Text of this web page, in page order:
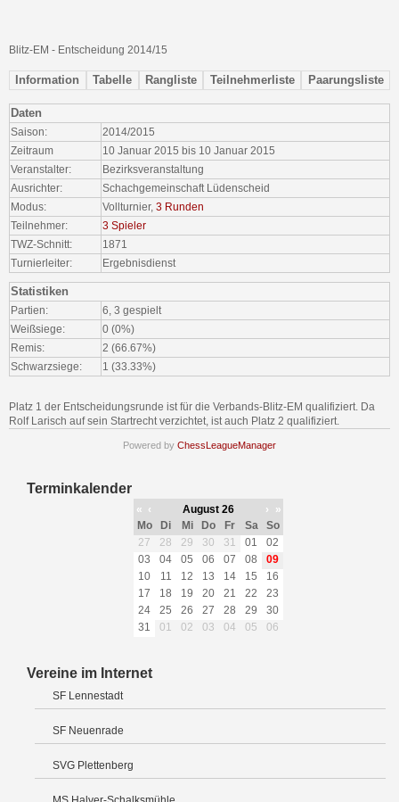
Blitz-EM - Entscheidung 2014/15
Information Tabelle Rangliste Teilnehmerliste Paarungsliste
Daten
Saison:
2014/2015
Zeitraum
10 Januar 2015 bis 10 Januar 2015
Veranstalter:
Bezirksveranstaltung
Ausrichter:
Schachgemeinschaft Lüdenscheid
Modus:
Vollturnier,3 Runden
Teilnehmer:
3 Spieler
TWZ-Schnitt:
1871
Turnierleiter:
Ergebnisdienst
Statistiken
Partien:
6, 3 gespielt
Weißsiege:
0 (0%)
Remis:
2 (66.67%)
Schwarzsiege:
1 (33.33%)
Platz 1 der Entscheidungsrunde ist für die Verbands-Blitz-EM qualifiziert. Da
Rolf Larisch auf sein Startrecht verzichtet, ist auch Platz 2 qualifiziert.
Powered by ChessLeagueManager
Terminkalender
« ‹ August 26 ›
»
Mo
Di Mi Do Fr Sa
So
27
28 29 30 31 01
02
03
04 05 06 07 08
09
10
11 12 13 14 15
16
17
18 19 20 21 22
23
24
25 26 27 28 29
30
31
01 02 03 04 05 06
Vereine im Internet
SF Lennestadt
SF Neuenrade
SVG Plettenberg